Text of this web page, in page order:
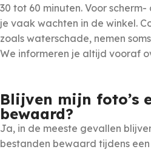
30 tot 60 minuten. Voor
je vaak wachten in de winkel.
zoals waterschade, nemen
We informeren je altijd vooraf
Blijven mijn foto’s
bewaard?
Ja, in de meeste gevallen
bestanden bewaard tijdens